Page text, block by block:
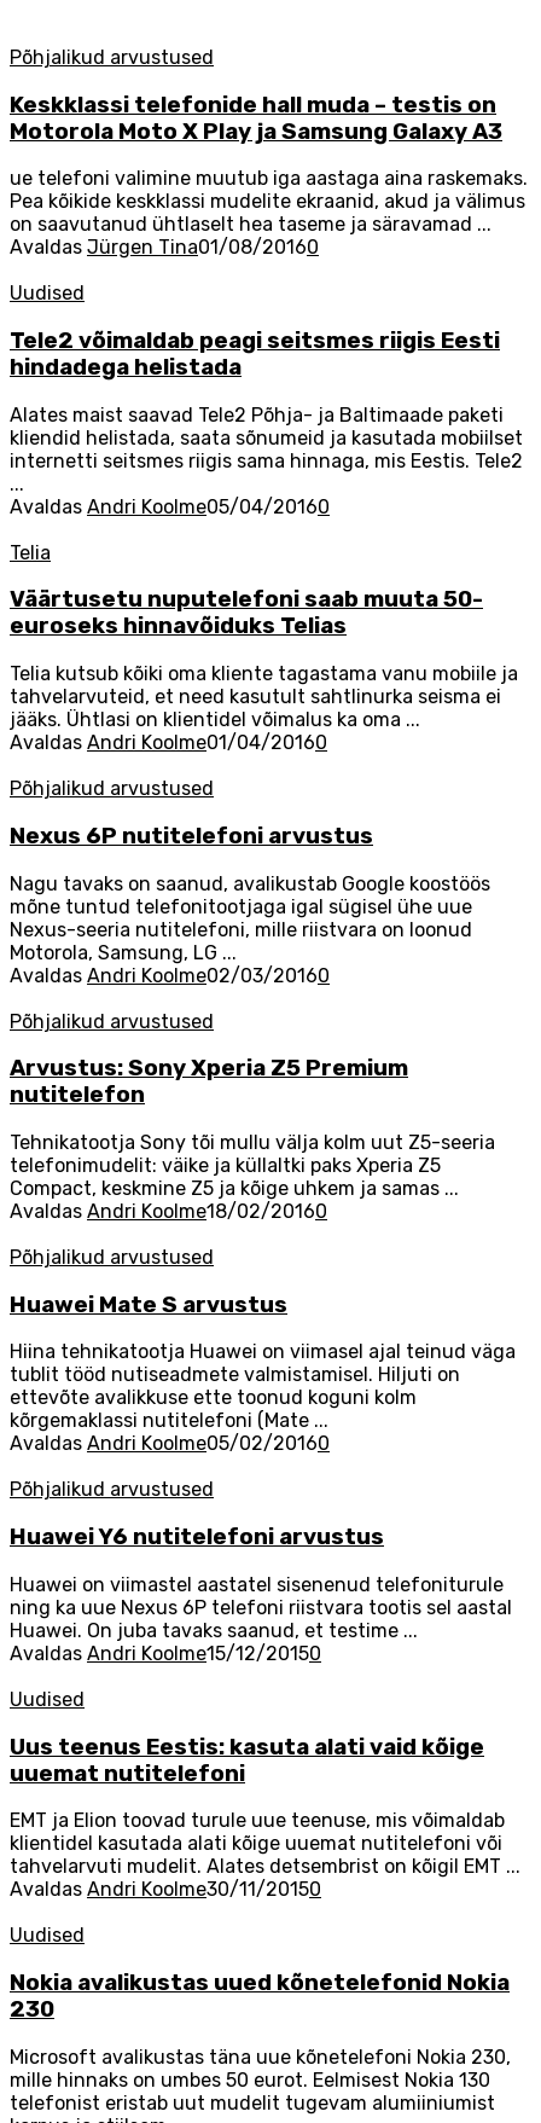
Põhjalikud arvustused
Keskklassi telefonide hall muda – testis on
Motorola Moto X Play ja Samsung Galaxy A3
ue telefoni valimine muutub iga aastaga aina raskemaks.
Pea kõikide keskklassi mudelite ekraanid, akud ja välimus
on saavutanud ühtlaselt hea taseme ja säravamad ...
Avaldas Jürgen Tina01/08/20160
Uudised
Tele2 võimaldab peagi seitsmes riigis Eesti
hindadega helistada
Alates maist saavad Tele2 Põhja- ja Baltimaade paketi
kliendid helistada, saata sõnumeid ja kasutada mobiilset
internetti seitsmes riigis sama hinnaga, mis Eestis. Tele2
...
Avaldas Andri Koolme05/04/20160
Telia
Väärtusetu nuputelefoni saab muuta 50-
euroseks hinnavõiduks Telias
Telia kutsub kõiki oma kliente tagastama vanu mobiile ja
tahvelarvuteid, et need kasutult sahtlinurka seisma ei
jääks. Ühtlasi on klientidel võimalus ka oma ...
Avaldas Andri Koolme01/04/20160
Põhjalikud arvustused
Nexus 6P nutitelefoni arvustus
Nagu tavaks on saanud, avalikustab Google koostöös
mõne tuntud telefonitootjaga igal sügisel ühe uue
Nexus-seeria nutitelefoni, mille riistvara on loonud
Motorola, Samsung, LG ...
Avaldas Andri Koolme02/03/20160
Põhjalikud arvustused
Arvustus: Sony Xperia Z5 Premium
nutitelefon
Tehnikatootja Sony tõi mullu välja kolm uut Z5-seeria
telefonimudelit: väike ja küllaltki paks Xperia Z5
Compact, keskmine Z5 ja kõige uhkem ja samas ...
Avaldas Andri Koolme18/02/20160
Põhjalikud arvustused
Huawei Mate S arvustus
Hiina tehnikatootja Huawei on viimasel ajal teinud väga
tublit tööd nutiseadmete valmistamisel. Hiljuti on
ettevõte avalikkuse ette toonud koguni kolm
kõrgemaklassi nutitelefoni (Mate ...
Avaldas Andri Koolme05/02/20160
Põhjalikud arvustused
Huawei Y6 nutitelefoni arvustus
Huawei on viimastel aastatel sisenenud telefoniturule
ning ka uue Nexus 6P telefoni riistvara tootis sel aastal
Huawei. On juba tavaks saanud, et testime ...
Avaldas Andri Koolme15/12/20150
Uudised
Uus teenus Eestis: kasuta alati vaid kõige
uuemat nutitelefoni
EMT ja Elion toovad turule uue teenuse, mis võimaldab
klientidel kasutada alati kõige uuemat nutitelefoni või
tahvelarvuti mudelit. Alates detsembrist on kõigil EMT ...
Avaldas Andri Koolme30/11/20150
Uudised
Nokia avalikustas uued kõnetelefonid Nokia
230
Microsoft avalikustas täna uue kõnetelefoni Nokia 230,
mille hinnaks on umbes 50 eurot. Eelmisest Nokia 130
telefonist eristab uut mudelit tugevam alumiiniumist